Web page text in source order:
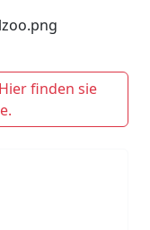
finden sie